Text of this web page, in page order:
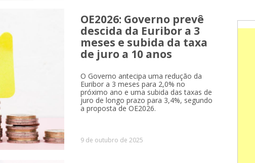
OE2026: Governo prevê
descida da Euribor a 3
meses e subida da taxa
de juro a 10 anos
O Governo antecipa uma redução da
Euribor a 3 meses para 2,0% no
próximo ano e uma subida das taxas de
juro de longo prazo para 3,4%, segundo
a proposta de OE2026.
9 de outubro de 2025